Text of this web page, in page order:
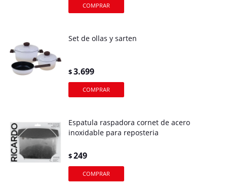
Set de ollas y sarten
$3.699
Espatula raspadora cornet de acero
inoxidable para reposteria
$249